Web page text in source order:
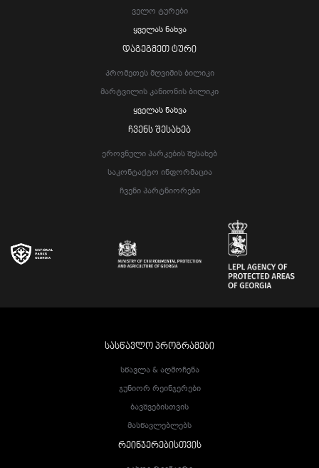
Ველო Ტურები
Ყველას Ნახვა
ᲓᲐᲒᲔᲒᲛᲔᲗ ᲢᲣᲠᲘ
Პრომეთეს Მღვიმის Ბილიკი
Მარტვილის Კანიონის Ბილიკი
Ყველას Ნახვა
ᲩᲕᲔᲜᲡ ᲨᲔᲡᲐᲮᲔᲑ
Ეროვნული Პარკების Შესახებ
Საკონტაქტო Ინფორმაცია
Ჩვენი Პარტნიორები
ᲡᲐᲡᲬᲐᲕᲚᲝ ᲞᲠᲝᲒᲠᲐᲛᲔᲑᲘ
Სწავლა & Აღმოჩენა
Ჯუნიორ Რეინჯერები
Ბავშვებისთვის
Მასწავლებლებს
ᲠᲔᲘᲜᲯᲔᲠᲔᲑᲘᲡᲗᲕᲘᲡ